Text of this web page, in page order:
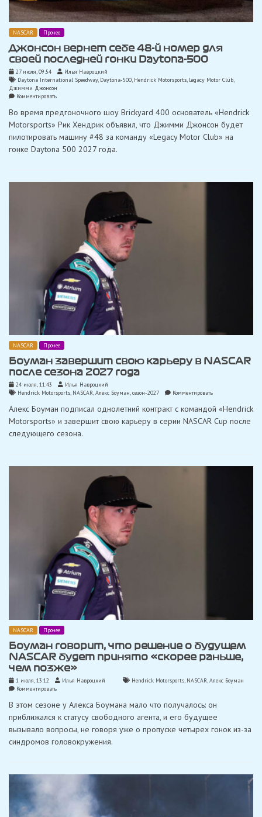
NASCAR Прочее
Джонсон вернет себе 48-й номер для
своей последней гонки Daytona-500
27 июля, 09:54
Илья Навроцкий
Daytona International Speedway, Daytona-500, Hendrick Motorsports, Legacy Motor Club
Джимми Джонсон
Комментироватьon
вернет
себе
48-
й
номер
для
Во время предгоночного шоу Brickyard 400 основатель «Hendrick
Motorsports» Рик Хендрик объявил, что Джимми Джонсон будет
пилотировать машину #48 за команду «Legacy Motor Club» на
гонке Daytona 500 2027 года.
NASCAR Прочее
Боуман завершит свою карьеру в NASCAR
после сезона 2027 года
24 июля, 11:43
Илья Навроцкий
Hendrick Motorsports, NASCAR,Алекс Боуман,сезон-2027 Комментироватьon
завершит
свою
карьеру
2027
Алекс Боуман подписал однолетний контракт с командой «Hendrick
Motorsports» и завершит свою карьеру в серии NASCAR Cup после
следующего сезона.
NASCAR Прочее
Боуман говорит, что решение о будущем
NASCAR будет принято «скорее раньше,
чем позже»
1 июля, 13:12 Илья Навроцкий Hendrick Motorsports, NASCAR,Алекс Боуман
Комментироватьon
говорит,
решение
о
NASCAR
В этом сезоне у Алекса Боумана мало что получалось: он
приближался к статусу свободного агента, и его будущее
вызывало вопросы, не говоря уже о пропуске четырех гонок из-за
синдромов головокружения.